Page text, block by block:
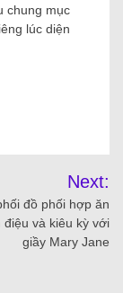
chung mục
lúc diện
Next:
đồ phối hợp ăn
điệu và kiêu kỳ với
giầy Mary Jane